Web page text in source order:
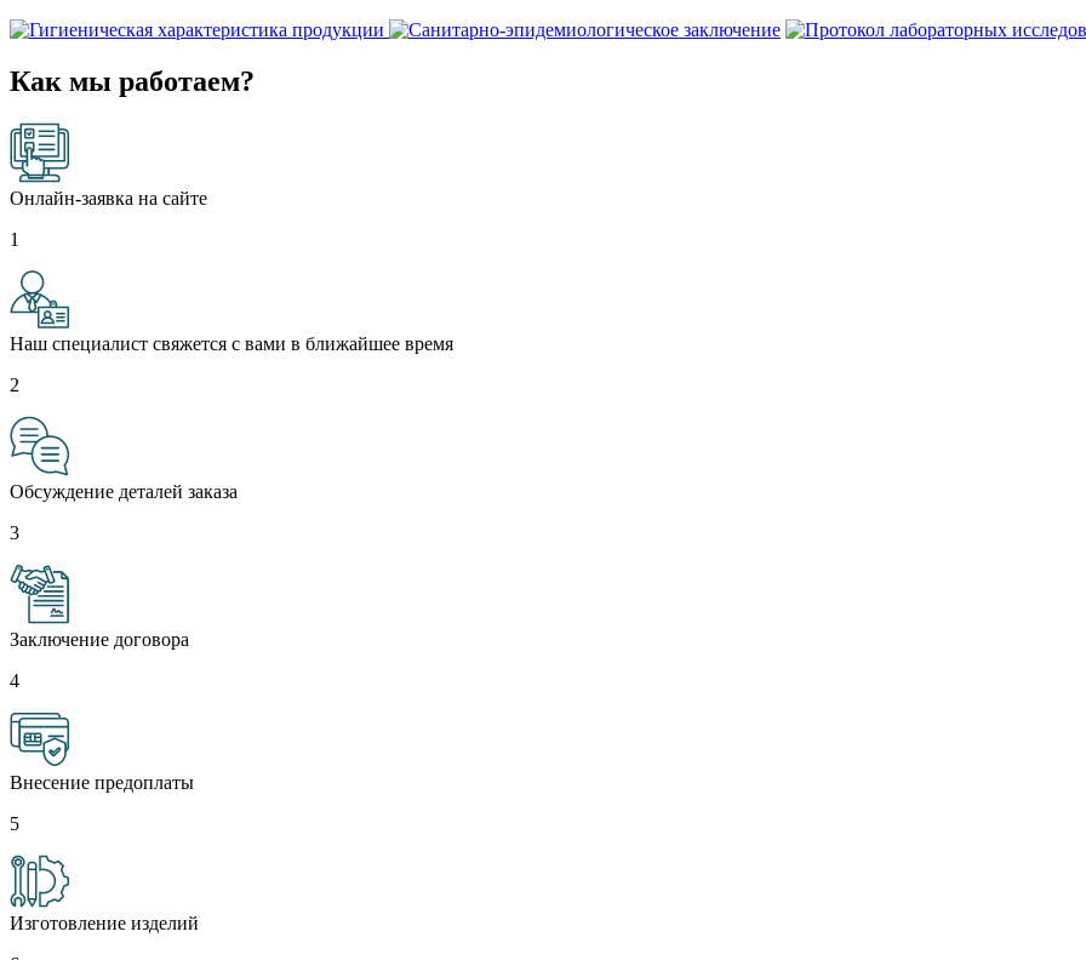
Как мы работаем?
Онлайн-заявка на сайте
1
Наш специалист свяжется с вами в ближайшее время
2
Обсуждение деталей заказа
3
Заключение договора
4
Внесение предоплаты
5
Изготовление изделий